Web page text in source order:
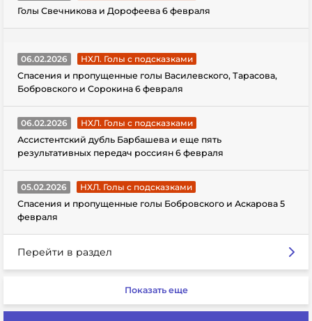
Голы Свечникова и Дорофеева 6 февраля
06.02.2026
НХЛ. Голы с подсказками
Спасения и пропущенные голы Василевского, Тарасова,
Бобровского и Сорокина 6 февраля
06.02.2026
НХЛ. Голы с подсказками
Ассистентский дубль Барбашева и еще пять
результативных передач россиян 6 февраля
05.02.2026
НХЛ. Голы с подсказками
Спасения и пропущенные голы Бобровского и Аскарова 5
февраля
Перейти в раздел
Показать еще